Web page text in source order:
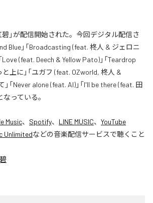
碧」が配信開始された。今回デジタル配信さ
Blue」「Broadcasting (feat. 柊人 & ジェロニ
Love (feat. Deech & Yellow Pato)」「Teardrop
と上に」「ユガフ (feat. OZworld, 柊人 &
」「Never alone (feat. AI)」「I'll be there (feat. 田
なっている。
Music、 Spotify、 LINE MUSIC、 YouTube
Unlimitedなどの音楽配信サービスで聴くこと